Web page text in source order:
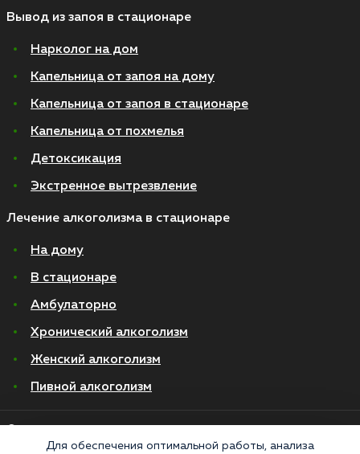
Вывод из запоя в стационаре
Нарколог на дом
Капельница от запоя на дому
Капельница от запоя в стационаре
Капельница от похмелья
Детоксикация
Экстренное вытрезвление
Лечение алкоголизма в стационаре
На дому
В стационаре
Амбулаторно
Хронический алкоголизм
Женский алкоголизм
Пивной алкоголизм
Политика конфиденциальности
Для обеспечения оптимальной работы, анализа